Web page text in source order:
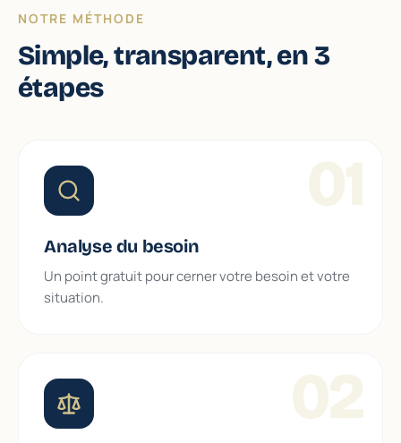
NOTRE MÉTHODE
Simple, transparent, en 3
étapes
01
Analyse du besoin
Un point gratuit pour cerner votre besoin et votre
situation.
02